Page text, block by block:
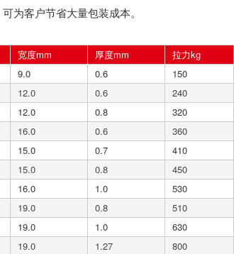
为客户节省大量包装成本。
宽度mm 厚度mm 拉力kg
9.0 0.6 150
12.0 0.6 240
12.0 0.8 320
16.0 0.6 360
15.0 0.7 410
15.0 0.8 450
16.0 1.0 530
19.0 0.8 510
19.0 1.0 630
19.0 1.27 800